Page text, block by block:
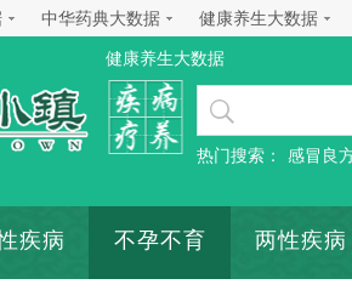
中华药典大数据 健康养生大数据
健康养生大数据
热门搜索： 感冒良
疾病 不孕不育 两性疾病